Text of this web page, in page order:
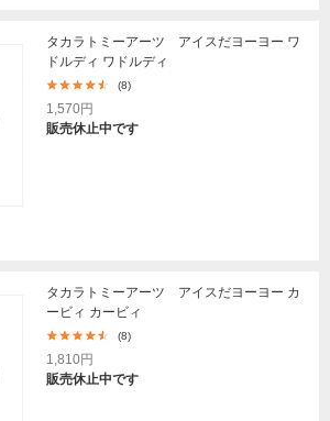
タカラトミーアーツ アイスだヨーヨー ワ
ドルディ ワドルディ
(8)
1,570円
販売休止中です
タカラトミーアーツ アイスだヨーヨー カ
ービィ カービィ
(8)
1,810円
販売休止中です